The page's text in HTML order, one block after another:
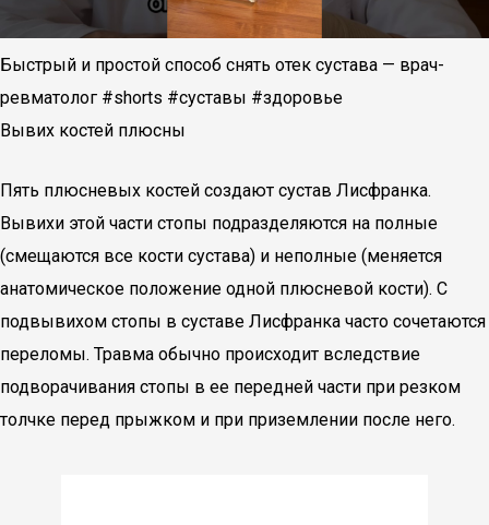
Быстрый и простой способ снять отек сустава — врач-
ревматолог #shorts #суставы #здоровье
Вывих костей плюсны
Пять плюсневых костей создают сустав Лисфранка.
Вывихи этой части стопы подразделяются на полные
(смещаются все кости сустава) и неполные (меняется
анатомическое положение одной плюсневой кости). С
подвывихом стопы в суставе Лисфранка часто сочетаются
переломы. Травма обычно происходит вследствие
подворачивания стопы в ее передней части при резком
толчке перед прыжком и при приземлении после него.